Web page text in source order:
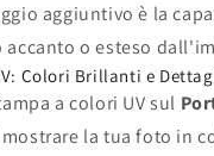
aggiuntivo è la
o esteso
Colori Brillanti e
a colori UV sul
la tua foto in